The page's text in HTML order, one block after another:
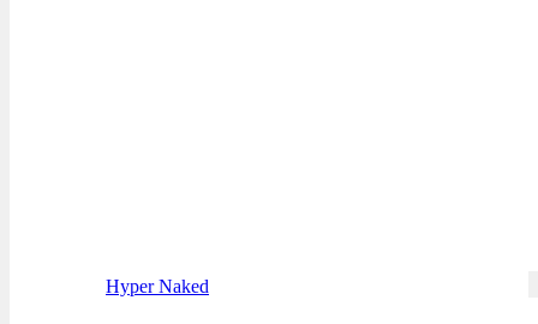
Hyper Naked